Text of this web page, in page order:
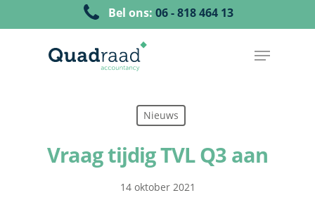
Bel ons: 06 - 818 464 13
Nieuws
Vraag tijdig TVL Q3 aan
14 oktober 2021